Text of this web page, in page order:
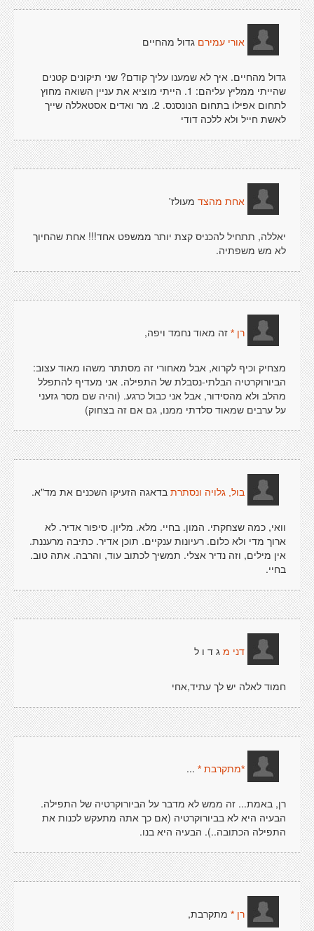
אורי עמירם גדול מהחיים
גדול מהחיים. איך לא שמענו עליך קודם? שני תיקונים קטנים
שהייתי ממליץ עליהם: 1. הייתי מוציא את עניין השואה מחוץ
לתחום אפילו בתחום הנונסנס. 2. מר ואדים אסטאללה שייך
לאשת חייל ולא ללכה דודי
אחת מהצד מעולז'
יאללה, תתחיל להכניס קצת יותר ממשפט אחד!!! אחת שהחיוך
לא מש משפתיה.
רן * זה מאוד נחמד ויפה,
מצחיק וכיף לקרוא, אבל מאחורי זה מסתתר משהו מאוד עצוב:
הביורוקרטיה הבלתי-נסבלת של התפילה. אני מעדיף להתפלל
מהלב ולא מהסידור, אבל אני כבול כרגע. (והיה שם מסר גזעני
על ערבים שמאוד סלדתי ממנו, גם אם זה בצחוק)
בול, גלויה ונסתרת בדאגה הזעיקו השכנים את מד"א.
וואי, כמה שצחקתי. המון. בחיי. מלא. מליון. סיפור אדיר. לא
ארוך מדי ולא כלום. רעיונות ענקיים. תוכן אדיר. כתיבה מרעננת.
אין מילים, וזה נדיר אצלי. תמשיך לכתוב עוד, והרבה. אתה טוב.
בחיי.
דני מ ג ד ו ל
חמוד לאלה יש לך עתיד,אחי
*מתקרבת * ...
רן, באמת... זה ממש לא מדבר על הביורוקרטיה של התפילה.
הבעיה היא לא בביורוקרטיה (אם כך אתה מתעקש לכנות את
התפילה הכתובה..). הבעיה היא בנו.
רן * מתקרבת,